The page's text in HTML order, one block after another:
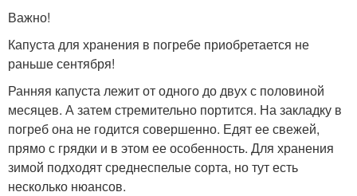
Важно!
Капуста для хранения в погребе приобретается не
раньше сентября!
Ранняя капуста лежит от одного до двух с половиной
месяцев. А затем стремительно портится. На закладку в
погреб она не годится совершенно. Едят ее свежей,
прямо с грядки и в этом ее особенность. Для хранения
зимой подходят среднеспелые сорта, но тут есть
несколько нюансов.